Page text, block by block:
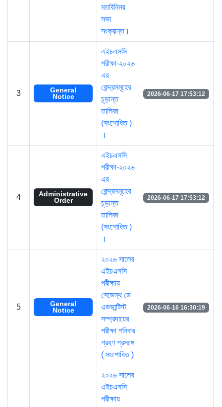
মতবিনিময়
সভা
সংক্রান্ত।
3
General
Notice
এইচএসসি
পরীক্ষা-২০২৬
এর
কেন্দ্রসমূহের
চূড়ান্ত
তালিকা
(সংশোধিত )
।
2026-06-17 17:53:12
4
Administrative
Order
এইচএসসি
পরীক্ষা-২০২৬
এর
কেন্দ্রসমূহের
চূড়ান্ত
তালিকা
(সংশোধিত )
।
2026-06-17 17:53:12
5
General
Notice
২০২৬ সালের
এইচএসসি
পরীক্ষায়
সেভেন্থ ডে
এডভান্টিস্ট
সম্প্রদায়ের
পরীক্ষা শনিবার
গ্রহণ প্রসঙ্গে
( সংশোধিত )
2026-06-16 16:30:19
২০২৬ সালের
এইচএসসি
পরীক্ষায়